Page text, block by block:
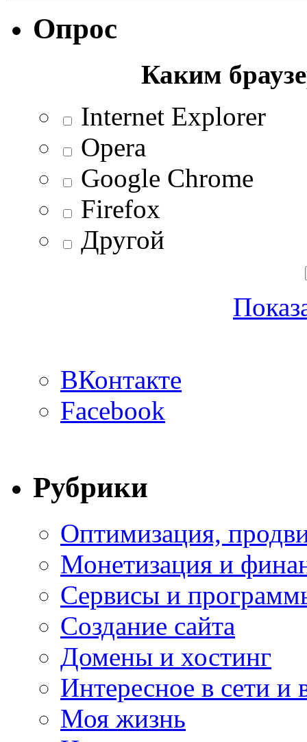
Опрос
Каким
Internet Explorer
Opera
Google Chrome
Firefox
Другой
ВКонтакте
Facebook
Рубрики
Оптимизация,
Монетизация и
Сервисы и
Создание сайта
Домены и хостинг
Интересное в сети и
Моя жизнь